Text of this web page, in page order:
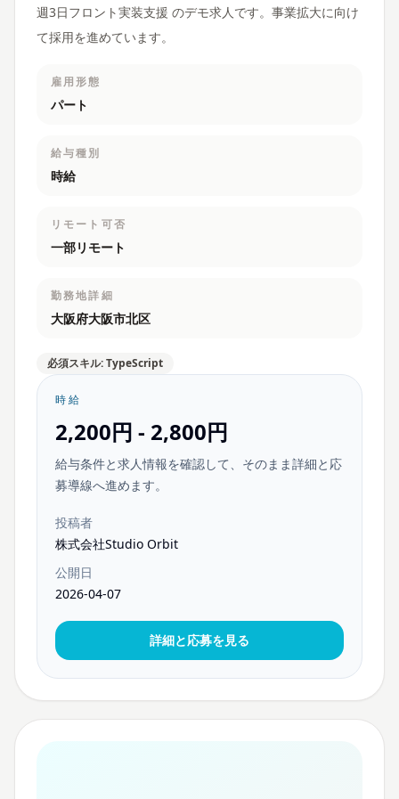
週3日フロント実装支援 のデモ求人です。事業拡大に向け
て採用を進めています。
雇用形態
パート
給与種別
時給
リモート可否
一部リモート
勤務地詳細
大阪府大阪市北区
必須スキル: TypeScript
時給
2,200円 - 2,800円
給与条件と求人情報を確認して、そのまま詳細と応
募導線へ進めます。
投稿者
株式会社Studio Orbit
公開日
2026-04-07
詳細と応募を見る